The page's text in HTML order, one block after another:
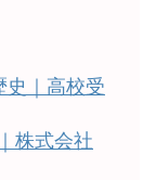
史｜高校受
株式会社